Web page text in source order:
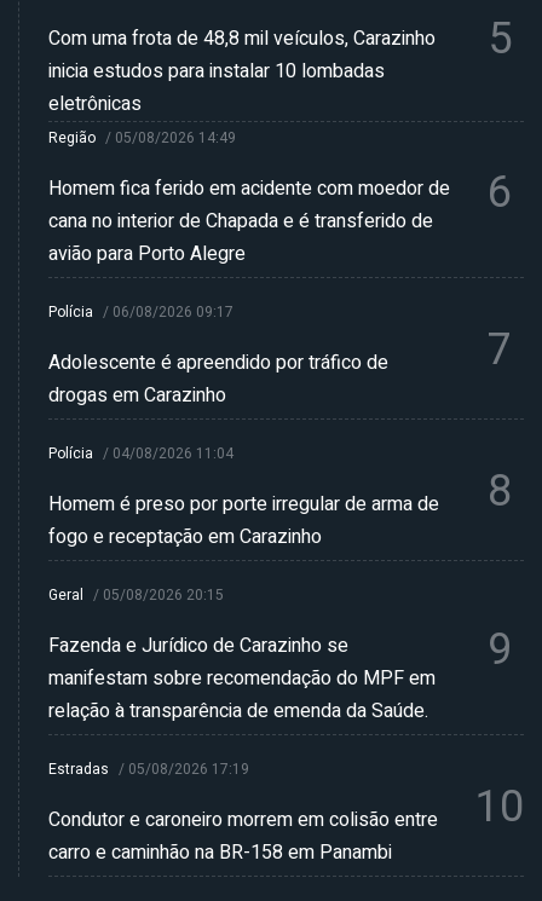
Com uma frota de 48,8 mil veículos, Carazinho
inicia estudos para instalar 10 lombadas
eletrônicas
5
Região / 05/08/2026 14:49
Homem fica ferido em acidente com moedor de
cana no interior de Chapada e é transferido de
avião para Porto Alegre
6
Polícia / 06/08/2026 09:17
Adolescente é apreendido por tráfico de
drogas em Carazinho
7
Polícia / 04/08/2026 11:04
Homem é preso por porte irregular de arma de
fogo e receptação em Carazinho
8
Geral / 05/08/2026 20:15
Fazenda e Jurídico de Carazinho se
manifestam sobre recomendação do MPF em
relação à transparência de emenda da Saúde.
9
Estradas / 05/08/2026 17:19
Condutor e caroneiro morrem em colisão entre
carro e caminhão na BR-158 em Panambi
10